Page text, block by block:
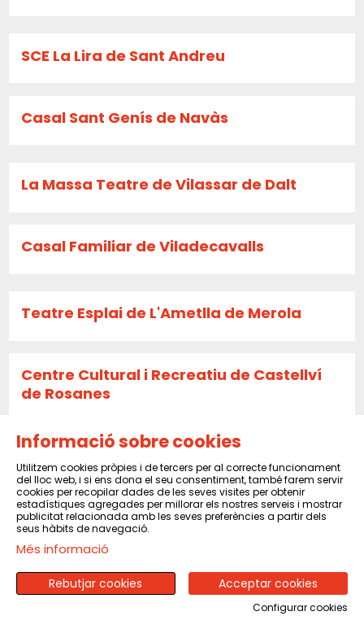
SCE La Lira de Sant Andreu
Casal Sant Genís de Navàs
La Massa Teatre de Vilassar de Dalt
Casal Familiar de Viladecavalls
Teatre Esplai de L'Ametlla de Merola
Centre Cultural i Recreatiu de Castellví
de Rosanes
La Caldera
Sala El Sindicat de Balsareny
CENTRE CULTURAL I RECREATIU DE PINEDA
Informació sobre cookies
Utilitzem cookies pròpies i de tercers per al correcte funcionament
del lloc web, i si ens dona el seu consentiment, també farem servir
cookies per recopilar dades de les seves visites per obtenir
estadístiques agregades per millorar els nostres serveis i mostrar
publicitat relacionada amb les seves preferències a partir dels
seus hàbits de navegació.
Més informació
Acceptar cookies
Rebutjar cookies
Configurar cookies